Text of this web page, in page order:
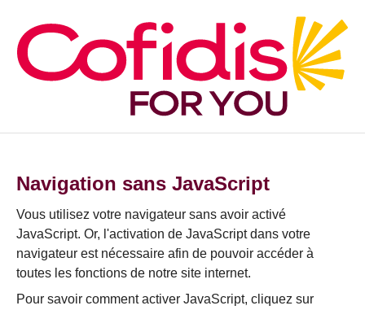
Navigation sans JavaScript
Vous utilisez votre navigateur sans avoir activé
JavaScript. Or, l'activation de JavaScript dans votre
navigateur est nécessaire afin de pouvoir accéder à
toutes les fonctions de notre site internet.
Pour savoir comment activer JavaScript, cliquez sur